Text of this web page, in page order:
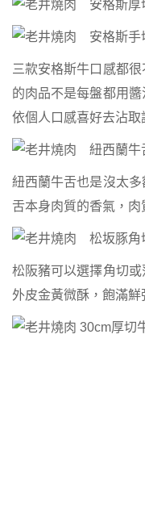
三款安格斯牛口感都
的肉品不是每盤都用
依個人口感喜好去沾
紐西蘭牛舌也是沒太
舌本身肉質的香氣，
松阪豬可以選擇角切
外皮金黃微酥，飽滿鮮